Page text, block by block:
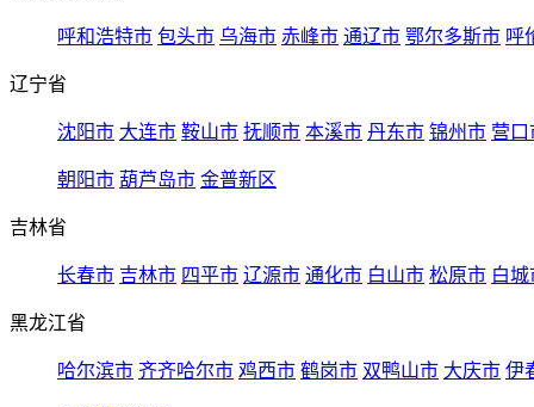
呼和浩特市 包头市 乌海市 赤峰市 通辽市 鄂尔多斯市 呼
辽宁省
沈阳市 大连市 鞍山市 抚顺市 本溪市 丹东市 锦州市 营口
朝阳市 葫芦岛市 金普新区
吉林省
长春市 吉林市 四平市 辽源市 通化市 白山市 松原市 白城
黑龙江省
哈尔滨市 齐齐哈尔市 鸡西市 鹤岗市 双鸭山市 大庆市 伊